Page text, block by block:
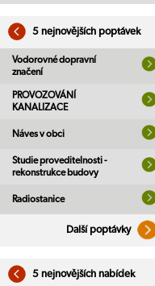
5 nejnovějších poptávek
Vodorovné dopravní
značení
PROVOZOVÁNÍ
KANALIZACE
Náves v obci
Studie proveditelnosti -
rekonstrukce budovy
Radiostanice
Další poptávky
5 nejnovějších nabídek